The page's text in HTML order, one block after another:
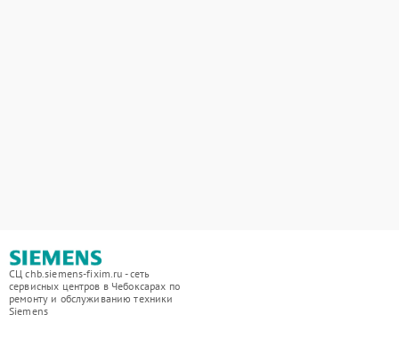
СЦ chb.siemens-fixim.ru - сеть
сервисных центров в Чебоксарах по
ремонту и обслуживанию техники
Siemens